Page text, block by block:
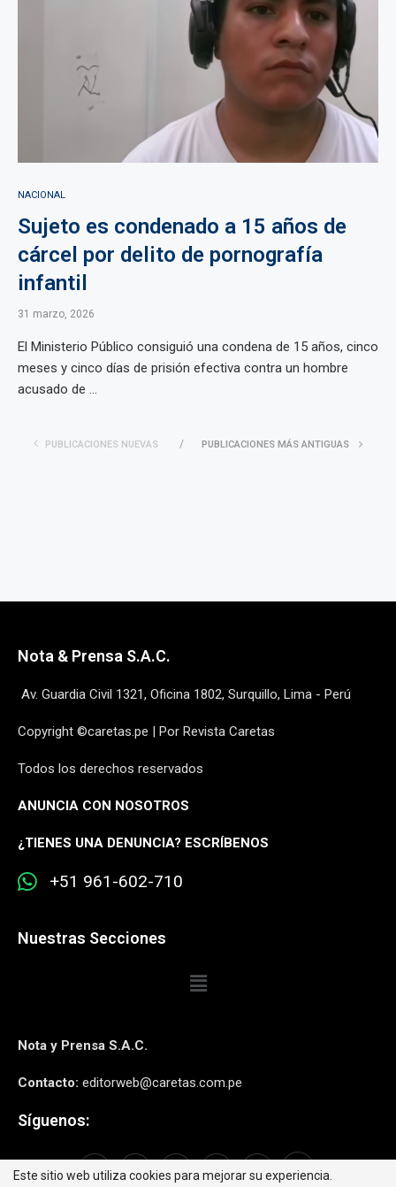
NACIONAL
Sujeto es condenado a 15 años de
cárcel por delito de pornografía
infantil
31 marzo, 2026
El Ministerio Público consiguió una condena de 15 años, cinco
meses y cinco días de prisión efectiva contra un hombre
acusado de ...
PUBLICACIONES NUEVAS PUBLICACIONES MÁS ANTIGUAS
Nota & Prensa S.A.C.
Av. Guardia Civil 1321, Oficina 1802, Surquillo, Lima - Perú
Copyright ©caretas.pe | Por Revista Caretas
Todos los derechos reservados
ANUNCIA CON NOSOTROS
¿TIENES UNA DENUNCIA? ESCRÍBENOS
+51 961-602-710
Nuestras Secciones
Nota y Prensa S.A.C.
Contacto: editorweb@caretas.com.pe
Síguenos:
Este sitio web utiliza cookies para mejorar su experiencia.